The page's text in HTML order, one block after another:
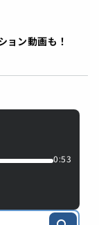
ョン動画も！
0:53